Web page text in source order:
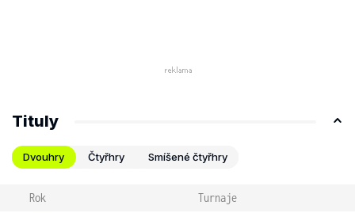
Tituly
Dvouhry Čtyřhry Smíšené čtyřhry
Rok Turnaje